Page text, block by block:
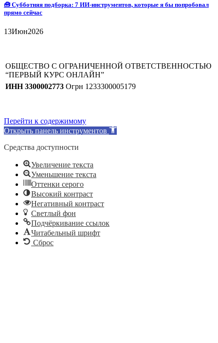
🧰 Субботняя подборка: 7 ИИ-инструментов, которые я бы попробовал
прямо сейчас
13Июн2026
ОБЩЕСТВО С ОГРАНИЧЕННОЙ ОТВЕТСТВЕННОСТЬЮ
“ПЕРВЫЙ КУРС ОНЛАЙН”
ИНН 3300002773 Огрн 1233300005179
Перейти к содержимому
Открыть панель инструментов
Средства доступности
Увеличение текста
Уменьшение текста
Оттенки серого
Высокий контраст
Негативный контраст
Светлый фон
Подчёркивание ссылок
Читабельный шрифт
Сброс